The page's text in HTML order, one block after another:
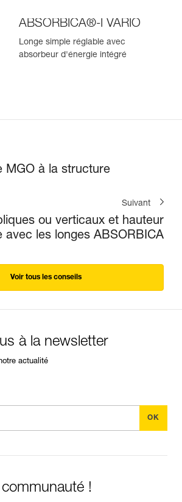
ABSORBICA®-I VARIO
Longe simple réglable avec
absorbeur d'énergie intégré
MGO à la structure
Suivant
ou verticaux et hauteur
avec les longes ABSORBICA
Voir tous les conseils
à la newsletter
actualité
!